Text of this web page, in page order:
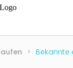
> Bekannte